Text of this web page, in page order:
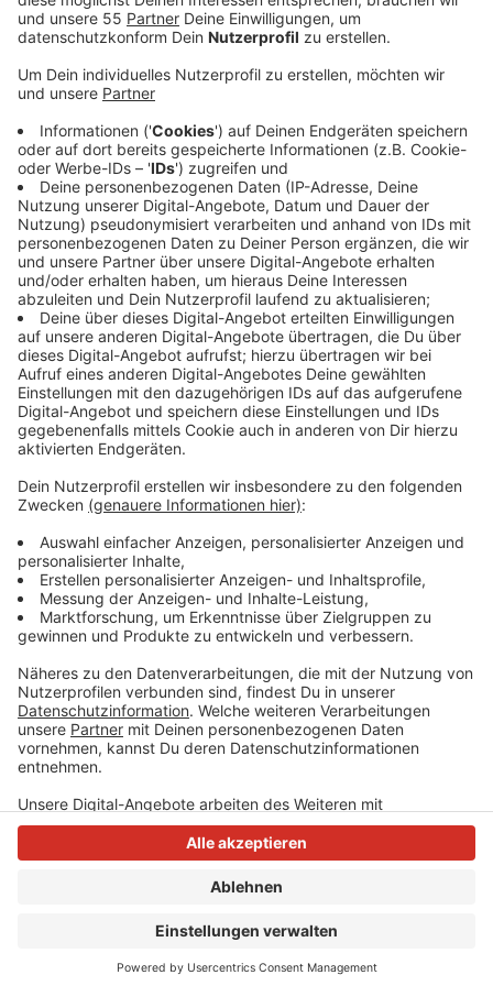
Anfang Dezember wurden die Notdienstpraxen in
Langenfeld und Ratingen geschlossen und dafür eine
neue am Evangelischen Krankenhaus in Mettmann
geöffnet. Von dieser Entscheidung der KVNO haben
die Landrätin und unsere Bürgermeister erst im
Oktober erfahren - ohne, dass es im Vorfeld
Gespräche gab. Und das, obwohl es nach der
Schließung des Ratinger Krankenhauses im Frühjahr
noch eine Gesprächszusage der Kassenärztlichen
Vereinigung gab. Mit der Entscheidung gibt es jetzt nur
noch zwei Notdienstpraxen hier bei uns im Kreis -
nämlich in Velbert und nun neu in Mettmann. Durch die
Umstrukturierung könnte es jetzt zu einer
Mehrbelastung in Solingen, Düsseldorf und Leverkusen
kommen. Aus Langenfeld kommt außerdem die Kritik
ÖPNV nicht bedacht wurde.
Anzeige
Anzeige